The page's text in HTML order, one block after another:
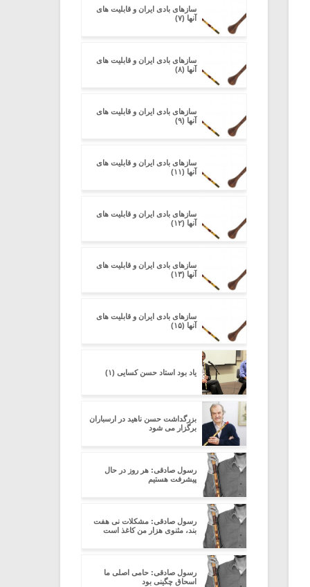
سازهای بادی ایران و قابلیت های
آنها (۷)
سازهای بادی ایران و قابلیت های
آنها (۸)
سازهای بادی ایران و قابلیت های
آنها (۹)
سازهای بادی ایران و قابلیت های
آنها (۱۱)
سازهای بادی ایران و قابلیت های
آنها (۱۲)
سازهای بادی ایران و قابلیت های
آنها (۱۳)
سازهای بادی ایران و قابلیت های
آنها (۱۵)
یاد بود استاد حسن کسایی (۱)
بزرگداشت حسن ناهید در ارسباران
برگزار می شود
رسول صادقی: هر روز در حال
پیشرفت هستیم
رسول صادقی: مشکلات نی هفت
بند، مثنوی هزار من کاغذ است
رسول صادقی: حامی اصلی ما
اسحاق چگینی بود